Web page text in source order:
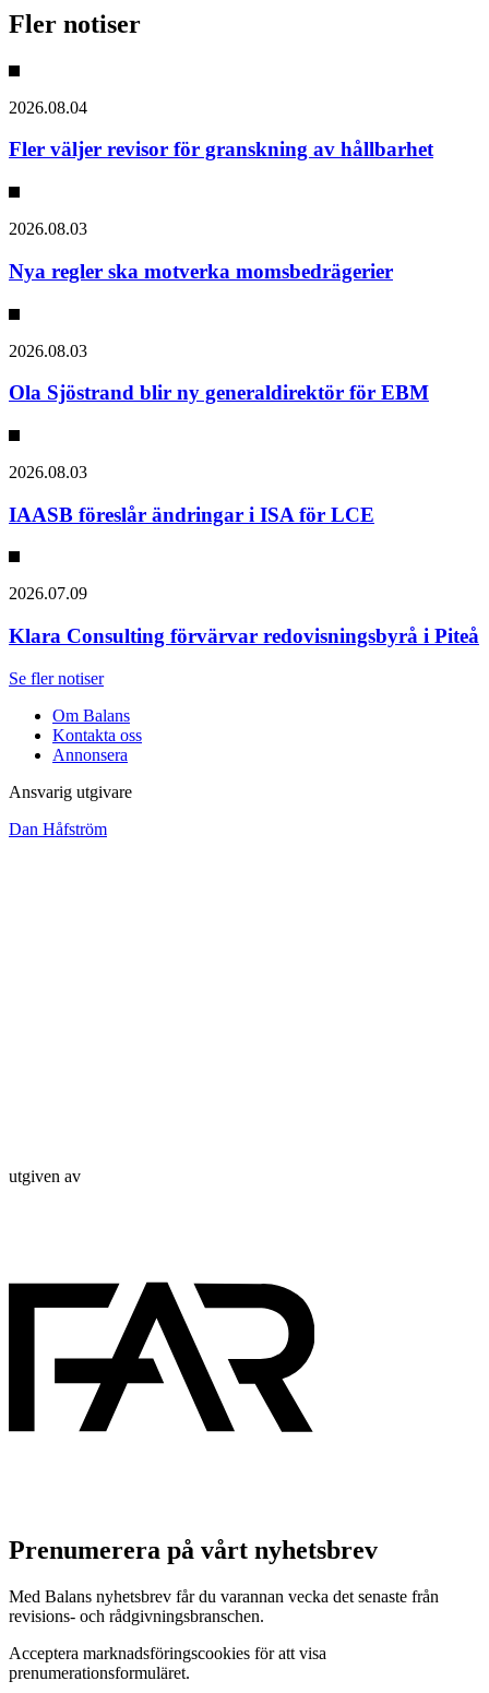
Fler notiser
2026.08.04
Fler väljer revisor för granskning av hållbarhet
2026.08.03
Nya regler ska motverka momsbedrägerier
2026.08.03
Ola Sjöstrand blir ny generaldirektör för EBM
2026.08.03
IAASB föreslår ändringar i ISA för LCE
2026.07.09
Klara Consulting förvärvar redovisningsbyrå i Piteå
Se fler notiser
Om Balans
Kontakta oss
Annonsera
Ansvarig utgivare
Dan Håfström
utgiven av
Prenumerera på vårt nyhetsbrev
Med Balans nyhetsbrev får du varannan vecka det senaste från
revisions- och rådgivningsbranschen.
Acceptera marknadsföringscookies för att visa
prenumerationsformuläret.